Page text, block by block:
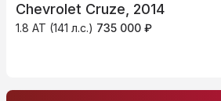
Chevrolet Cruze, 2014
1.8 AT (141 л.с.) 735 000 ₽